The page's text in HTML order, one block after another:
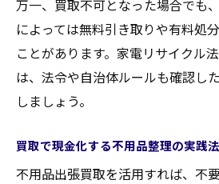
万一、買取不可となった場合でも
によっては無料引き取りや有料処
ことがあります。家電リサイクル
は、法令や自治体ルールも確認し
しましょう。
買取で現金化する不用品整理の実践法
不用品出張買取を活用すれば、不